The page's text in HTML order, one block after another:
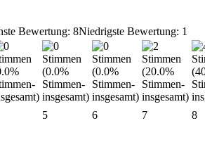
Bewertung: 8Niedrigste Bewertung: 1
5 6 7 8